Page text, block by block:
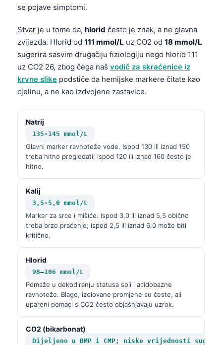
se pojave simptomi.
Stvar je u tome da, hlorid često je znak, a ne glavna
zvijezda. Hlorid od 111 mmol/L uz CO2 od 18 mmol/L
sugerira sasvim drugačiju fiziologiju nego hlorid 111
uz CO2 26, zbog čega naš vodič za skraćenice iz
krvne slike podstiče da hemijske markere čitate kao
cjelinu, a ne kao izdvojene zastavice.
Natrij
135-145 mmol/L
Glavni marker ravnoteže vode. Ispod 130 ili iznad 150
treba hitno pregledati; ispod 120 ili iznad 160 često je
hitno.
Kalij
3,5-5,0 mmol/L
Marker za srce i mišiće. Ispod 3,0 ili iznad 5,5 obično
treba brzo praćenje; ispod 2,5 ili iznad 6,0 može biti
kritično.
Hlorid
98–106 mmol/L
Pomaže u dekodiranju statusa soli i acidobazne
ravnoteže. Blage, izolovane promjene su česte, ali
upareni pomaci s CO2 često objašnjavaju uzrok.
CO2 (bikarbonat)
Dijeljeno u BMP i CMP; niske vrijednosti